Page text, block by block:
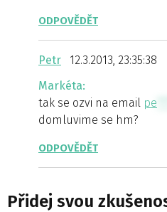
ODPOVĚDĚT
Petr
12.3.2013, 23:35:38
Markéta:
tak se ozvi na email pe
domluvime se hm?
ODPOVĚDĚT
Přidej svou